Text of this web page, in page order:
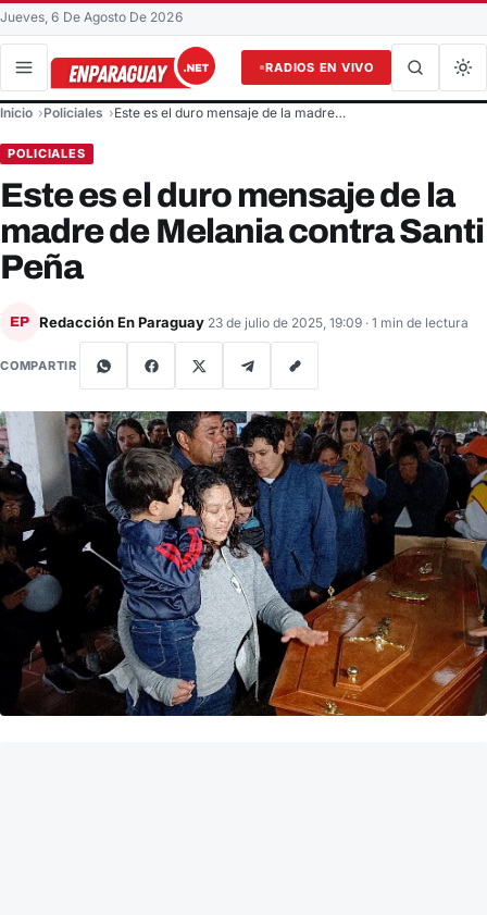
Jueves, 6 De Agosto De 2026
RADIOS EN VIVO
Buscar en el sitio
Inicio Policiales Este es el duro mensaje de la madre…
POLICIALES
Este es el duro mensaje de la
madre de Melania contra Santi
Peña
EP Redacción En Paraguay 23 de julio de 2025, 19:09 · 1 min de lectura
COMPARTIR